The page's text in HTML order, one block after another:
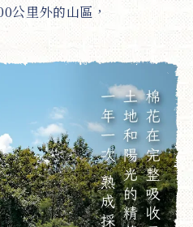
公里外的山區，